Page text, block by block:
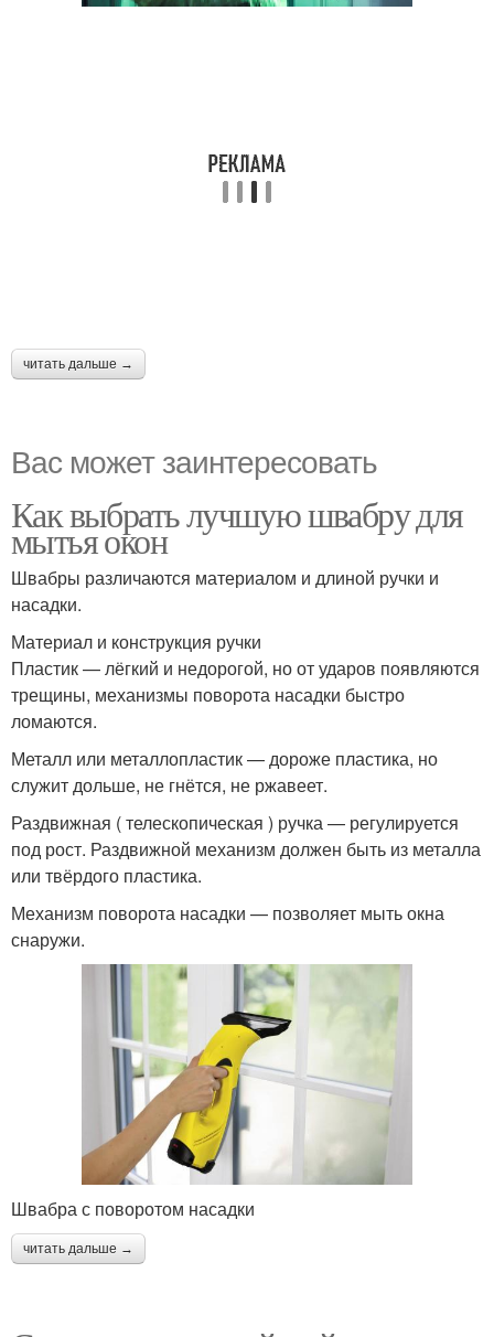
читать дальше →
Вас может заинтересовать
Как выбрать лучшую швабру для
мытья окон
Швабры различаются материалом и длиной ручки и
насадки.
Материал и конструкция ручки
Пластик — лёгкий и недорогой, но от ударов появляются
трещины, механизмы поворота насадки быстро
ломаются.
Металл или металлопластик — дороже пластика, но
служит дольше, не гнётся, не ржавеет.
Раздвижная ( телескопическая ) ручка — регулируется
под рост. Раздвижной механизм должен быть из металла
или твёрдого пластика.
Механизм поворота насадки — позволяет мыть окна
снаружи.
Швабра с поворотом насадки
читать дальше →